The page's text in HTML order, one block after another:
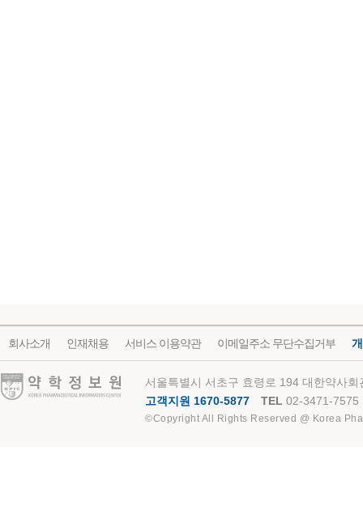
회사소개 인재채용 서비스 이용약관 이메일주소 무단수집거부
약학정보원
서울특별시 서초구 효령로 194 대한약사
고객지원 1670-5877
TEL 02-3471-7575
©Copyright All Rights Reserved @ Korea